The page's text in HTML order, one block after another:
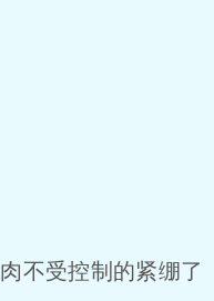
不受控制的紧绷了